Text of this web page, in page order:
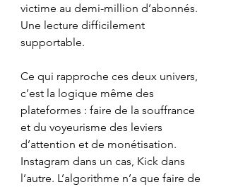
victime au demi-million d’abonnés.
Une lecture difficilement
supportable.
Ce qui rapproche ces deux univers,
c’est la logique même des
plateformes : faire de la souffrance
et du voyeurisme des leviers
d’attention et de monétisation.
Instagram dans un cas, Kick dans
l’autre. L’algorithme n’a que faire de